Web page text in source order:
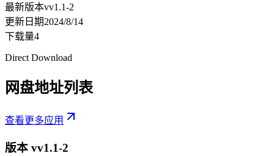
最新版本vv1.1-2
更新日期2024/8/14
下载量4
Direct Download
网盘地址列表
查看更多应用
版本 vv1.1-2